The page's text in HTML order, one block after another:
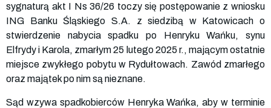
sygnaturą akt I Ns 36/26 toczy się postępowanie z wniosku
ING Banku Śląskiego S.A. z siedzibą w Katowicach o
stwierdzenie nabycia spadku po Henryku Wańku, synu
Elfrydy i Karola, zmarłym 25 lutego 2025 r., mającym ostatnie
miejsce zwykłego pobytu w Rydułtowach. Zawód zmarłego
oraz majątek po nim są nieznane.
Sąd wzywa spadkobierców Henryka Wańka, aby w terminie